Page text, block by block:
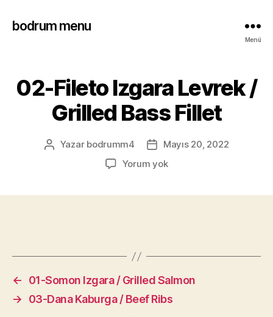
bodrum menu
Menü
02-Fileto Izgara Levrek /
Grilled Bass Fillet
Yazar bodrumm4
Mayıs 20, 2022
Yorum yok
←
01-Somon Izgara / Grilled Salmon
→
03-Dana Kaburga / Beef Ribs